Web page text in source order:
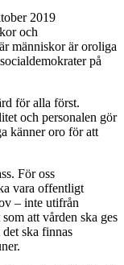
2019
och
människor är oroliga
på
för alla först.
och personalen gör
känner oro för att
För oss
vara offentligt
– inte utifrån
att vården ska ges
ska finnas